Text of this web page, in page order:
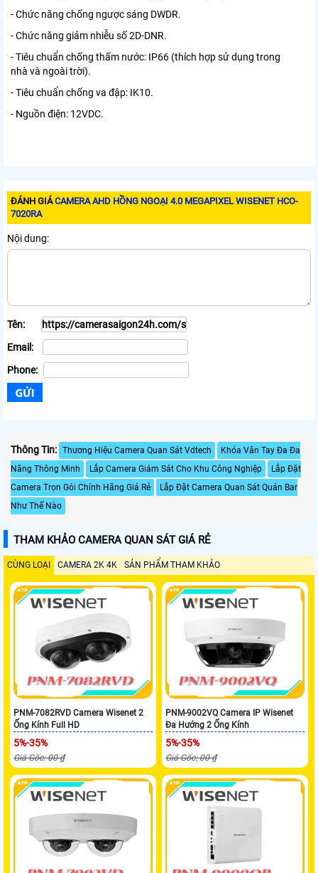
- Chức năng chống ngược sáng DWDR.
- Chức năng giảm nhiễu số 2D-DNR.
- Tiêu chuẩn chống thấm nước: IP66 (thích hợp sử dụng trong
nhà và ngoài trời).
- Tiêu chuẩn chống va đập: IK10.
- Nguồn điện: 12VDC.
ĐÁNH GIÁCAMERA AHD HỒNG NGOẠI 4.0 MEGAPIXEL WISENET HCO-
7020RA
Nội dung:
Tên:
Email:
Phone:
Thông Tin: Thương Hiệu Camera Quan Sát Vdtech
Khóa Vân Tay Đa Đa
Năng Thông Minh
Lắp Camera Giám Sát Cho Khu Công Nghiệp
Lắp Đặt
Camera Trọn Gói Chính Hãng Giá Rẻ
Lắp Đặt Camera Quan Sát Quán Bar
Như Thế Nào
THAM KHẢO CAMERA QUAN SÁT GIÁ RẺ
CÙNG LOẠI CAMERA 2K 4K SẢN PHẨM THAM KHẢO
PNM-7082RVD Camera Wisenet 2
Ống Kính Full HD
5%-35%
Giá Gốc: 00 ₫
PNM-9002VQ Camera IP Wisenet
Đa Hướng 2 Ống Kính
5%-35%
Giá Gốc: 00 ₫